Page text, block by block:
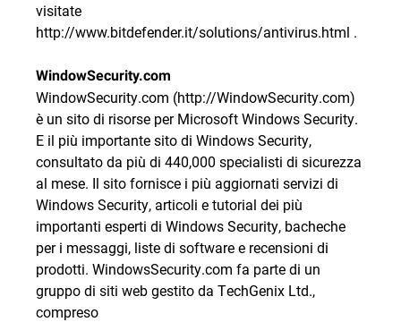
visitate
http://www.bitdefender.it/solutions/antivirus.html .
WindowSecurity.com
WindowSecurity.com (http://WindowSecurity.com)
è un sito di risorse per Microsoft Windows Security.
E il più importante sito di Windows Security,
consultato da più di 440,000 specialisti di sicurezza
al mese. Il sito fornisce i più aggiornati servizi di
Windows Security, articoli e tutorial dei più
importanti esperti di Windows Security, bacheche
per i messaggi, liste di software e recensioni di
prodotti. WindowsSecurity.com fa parte di un
gruppo di siti web gestito da TechGenix Ltd.,
compreso